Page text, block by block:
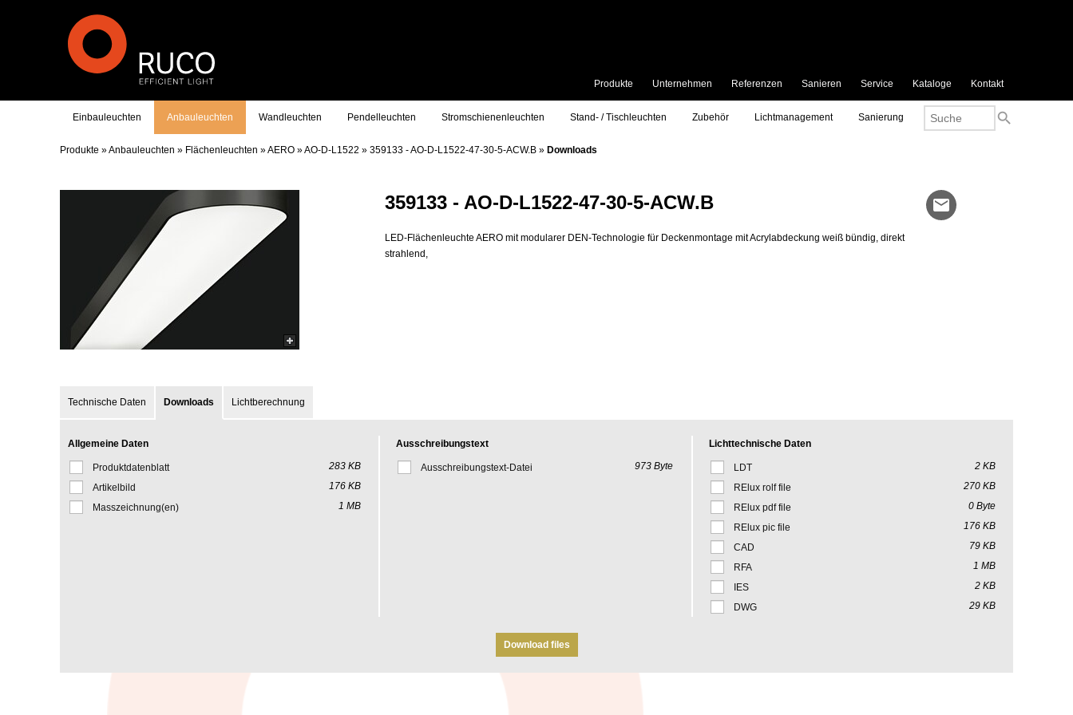
Produkte Unternehmen Referenzen Sanieren Service Kataloge Kontakt
Einbauleuchten Anbauleuchten Wandleuchten Pendelleuchten Stromschienenleuchten Stand- / Tischleuchten Zubehör Lichtmanagement Sanierung search
Produkte »Anbauleuchten » Flächenleuchten »AERO »AO-D-L1522 » 359133 - AO-D-L1522-47-30-5-ACW.B » Downloads
359133 - AO-D-L1522-47-30-5-ACW.B
LED-Flächenleuchte AERO mit modularer DEN-Technologie für Deckenmontage mit Acrylabdeckung weiß bündig, direkt
strahlend,
mail
Technische Daten Downloads Lichtberechnung
Allgemeine Daten
Produktdatenblatt
283 KB
Artikelbild
176 KB
Masszeichnung(en)
1 MB
Ausschreibungstext
Ausschreibungstext-Datei 973 Byte
Lichttechnische Daten
LDT
2 KB
RElux rolf file
270 KB
RElux pdf file
0 Byte
RElux pic file
176 KB
CAD
79 KB
RFA
1 MB
IES
2 KB
DWG
29 KB
Download files